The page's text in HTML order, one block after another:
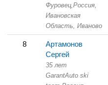
Фуровец,Россия,
Ивановская
Область, Иваново
8
Артамонов
Сергей
35 лет
GarantAuto ski